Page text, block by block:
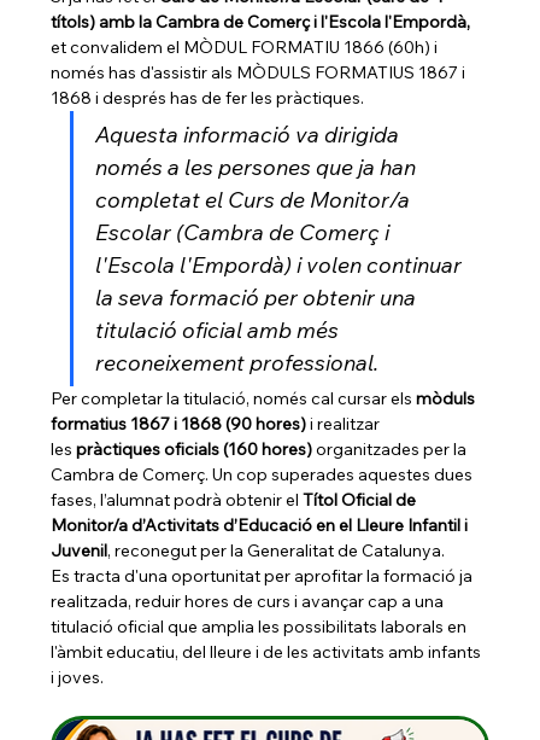
títols) amb la Cambra de Comerç i l'Escola l'Empordà,
et convalidem el MÒDUL FORMATIU 1866 (60h) i
només has d'assistir als MÒDULS FORMATIUS 1867 i
1868 i després has de fer les pràctiques.
Aquesta informació va dirigida
només a les persones que ja han
completat el Curs de Monitor/a
Escolar (Cambra de Comerç i
l'Escola l'Empordà) i volen continuar
la seva formació per obtenir una
titulació oficial amb més
reconeixement professional.
Per completar la titulació, només cal cursar els mòduls
formatius 1867 i 1868 (90 hores) i realitzar
les pràctiques oficials (160 hores) organitzades per la
Cambra de Comerç. Un cop superades aquestes dues
fases, l’alumnat podrà obtenir el Títol Oficial de
Monitor/a d’Activitats d’Educació en el Lleure Infantil i
Juvenil, reconegut per la Generalitat de Catalunya.
Es tracta d'una oportunitat per aprofitar la formació ja
realitzada, reduir hores de curs i avançar cap a una
titulació oficial que amplia les possibilitats laborals en
l'àmbit educatiu, del lleure i de les activitats amb infants
i joves.